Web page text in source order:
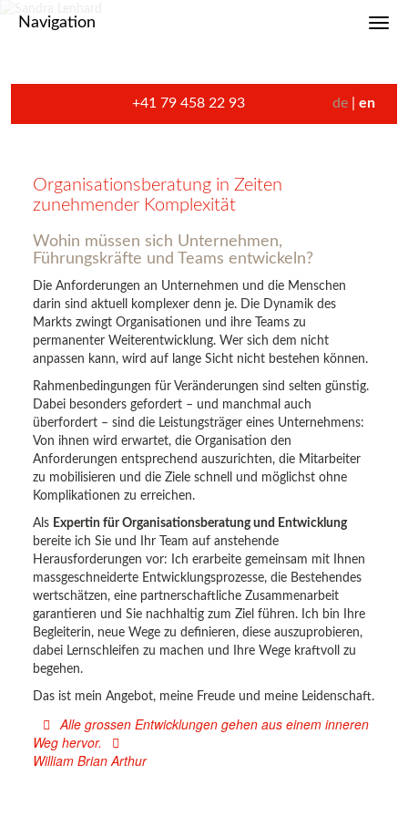
Navigation
+41 79 458 22 93 de en
Organisationsberatung in Zeiten
zunehmender Komplexität
Wohin müssen sich Unternehmen,
Führungskräfte und Teams entwickeln?
Die Anforderungen an Unternehmen und die Menschen
darin sind aktuell komplexer denn je. Die Dynamik des
Markts zwingt Organisationen und ihre Teams zu
permanenter Weiterentwicklung. Wer sich dem nicht
anpassen kann, wird auf lange Sicht nicht bestehen können.
Rahmenbedingungen für Veränderungen sind selten günstig.
Dabei besonders gefordert – und manchmal auch
überfordert – sind die Leistungsträger eines Unternehmens:
Von ihnen wird erwartet, die Organisation den
Anforderungen entsprechend auszurichten, die Mitarbeiter
zu mobilisieren und die Ziele schnell und möglichst ohne
Komplikationen zu erreichen.
Als Expertin für Organisationsberatung und Entwicklung
bereite ich Sie und Ihr Team auf anstehende
Herausforderungen vor: Ich erarbeite gemeinsam mit Ihnen
massgeschneiderte Entwicklungsprozesse, die Bestehendes
wertschätzen, eine partnerschaftliche Zusammenarbeit
garantieren und Sie nachhaltig zum Ziel führen. Ich bin Ihre
Begleiterin, neue Wege zu definieren, diese auszuprobieren,
dabei Lernschleifen zu machen und Ihre Wege kraftvoll zu
begehen.
Das ist mein Angebot, meine Freude und meine Leidenschaft.
Alle grossen Entwicklungen gehen aus einem inneren
Weg hervor.
William Brian Arthur